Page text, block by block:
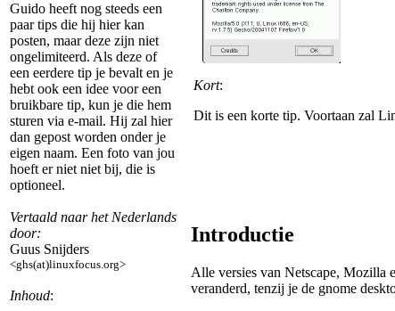
Guido heeft nog steeds een
paar tips die hij hier kan
posten, maar deze zijn niet
ongelimiteerd. Als deze of
een eerdere tip je bevalt en je
hebt ook een idee voor een
bruikbare tip, kun je die hem
sturen via e-mail. Hij zal hier
dan gepost worden onder je
eigen naam. Een foto van jou
hoeft er niet niet bij, die is
optioneel.
Vertaald naar het Nederlands
door:
Guus Snijders
<ghs(at)linuxfocus.org>
Inhoud:
Kort:
Dit is een korte tip. Voortaan zal
Introductie
Alle versies van Netscape, Mozilla
veranderd, tenzij je de gnome